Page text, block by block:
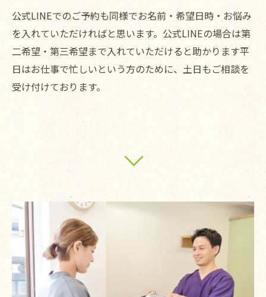
公式LINEでのご予約も同様でお名前・希望日時・お悩み
を入れていただければと思います。公式LINEの場合は第
二希望・第三希望まで入れていただけると助かります平
日はお仕事で忙しいという方のために、土日もご相談を
受け付けております。